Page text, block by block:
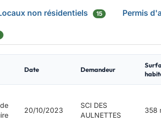
non résidentiels 15 Permis
Date Demandeur
20/10/2023
SCI DES
AULNETTES
358